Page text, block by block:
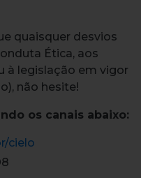
quaisquer desvios
Ética, aos
à legislação em vigor
não hesite!
os canais abaixo:
cielo